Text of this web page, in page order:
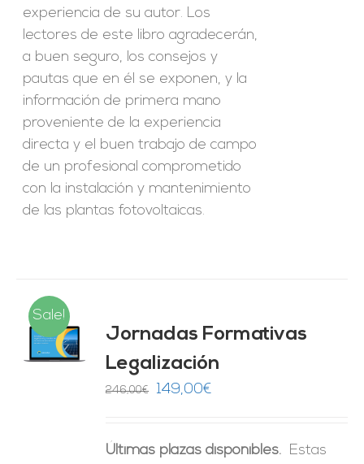
experiencia de su autor. Los
lectores de este libro agradecerán,
a buen seguro, los consejos y
pautas que en él se exponen, y la
información de primera mano
proveniente de la experiencia
directa y el buen trabajo de campo
de un profesional comprometido
con la instalación y mantenimiento
de las plantas fotovoltaicas.
Sale!
Jornadas Formativas
Legalización
246,00€
El
era:
149,00€
es:
Últimas plazas disponibles. Estas